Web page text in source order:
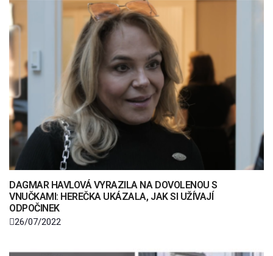
DAGMAR HAVLOVÁ VYRAZILA NA DOVOLENOU S
VNUČKAMI: HEREČKA UKÁZALA, JAK SI UŽÍVAJÍ
ODPOČINEK
26/07/2022